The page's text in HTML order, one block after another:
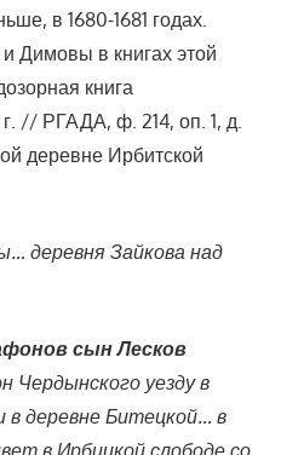
в 1680-1681 годах.
Димовы в книгах этой
книга
г. // РГАДА, ф. 214, оп. 1, д.
деревне Ирбитской
деревня Зайкова над
сын Лесков
Чердынского уезду в
в деревне Битецкой… в